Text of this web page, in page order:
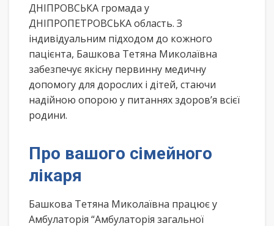
ДНІПРОВСЬКА громада у
ДНІПРОПЕТРОВСЬКА область. З
індивідуальним підходом до кожного
пацієнта, Башкова Тетяна Миколаївна
забезпечує якісну первинну медичну
допомогу для дорослих і дітей, стаючи
надійною опорою у питаннях здоров’я всієї
родини.
Про вашого сімейного
лікаря
Башкова Тетяна Миколаївна працює у
Амбулаторія “Амбулаторія загальної